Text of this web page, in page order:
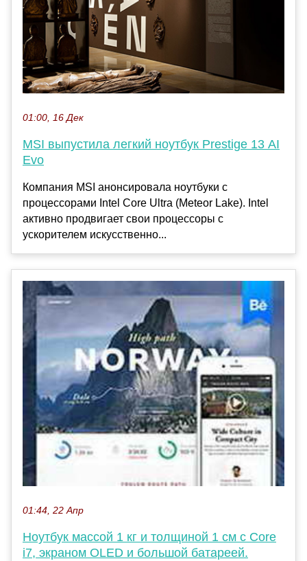
01:00, 16 Дек
MSI выпустила легкий ноутбук Prestige 13 AI
Evo
Компания MSI анонсировала ноутбуки с
процессорами Intel Core Ultra (Meteor Lake). Intel
активно продвигает свои процессоры с
ускорителем искусственно...
01:44, 22 Апр
Ноутбук массой 1 кг и толщиной 1 см с Core
i7, экраном OLED и большой батареей.